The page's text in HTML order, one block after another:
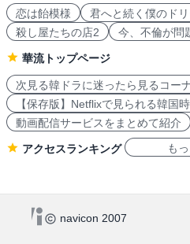
恋は飴模様
君へと続く僕のド
殺し屋たちの店2
今、不倫が問
華流トップページ
次見る韓ドラに迷ったら見るコー
【保存版】Netflixで見られる韓国
動画配信サービスをまとめて紹介
アクセスランキング もっと
navicon 2007